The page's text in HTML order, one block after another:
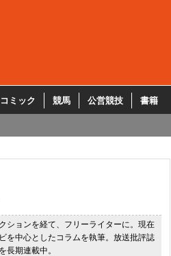
コミック 競馬 公営競技 書籍
ションを経て、フリーライターに。現在
を中心としたコラムを執筆。放送批評誌
長期連載中。